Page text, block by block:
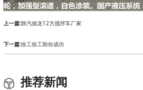
上一篇:陕汽德龙12方搅拌车厂家
下一篇:徐工徐工助你成功
推荐新闻